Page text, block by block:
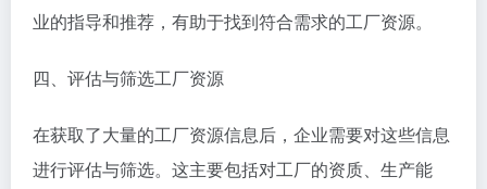
业的指导和推荐，有助于找到符合需求的工厂资源。
四、评估与筛选工厂资源
在获取了大量的工厂资源信息后，企业需要对这些信息
进行评估与筛选。这主要包括对工厂的资质、生产能